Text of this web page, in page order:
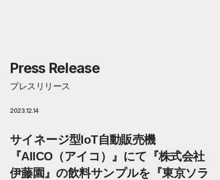
Press Release
プレスリリース
2023.12.14
サイネージ型IoT自動販売機
『AIICO（アイコ）』にて『株式会社
伊藤園』の飲料サンプルを『東京ソラ